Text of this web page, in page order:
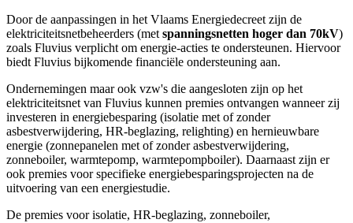
Door de aanpassingen in het Vlaams Energiedecreet zijn de
elektriciteitsnetbeheerders (met spanningsnetten hoger dan 70kV)
zoals Fluvius verplicht om energie-acties te ondersteunen. Hiervoor
biedt Fluvius bijkomende financiële ondersteuning aan.
Ondernemingen maar ook vzw's die aangesloten zijn op het
elektriciteitsnet van Fluvius kunnen premies ontvangen wanneer zij
investeren in energiebesparing (isolatie met of zonder
asbestverwijdering, HR-beglazing, relighting) en hernieuwbare
energie (zonnepanelen met of zonder asbestverwijdering,
zonneboiler, warmtepomp, warmtepompboiler). Daarnaast zijn er
ook premies voor specifieke energiebesparingsprojecten na de
uitvoering van een energiestudie.
De premies voor isolatie, HR-beglazing, zonneboiler,